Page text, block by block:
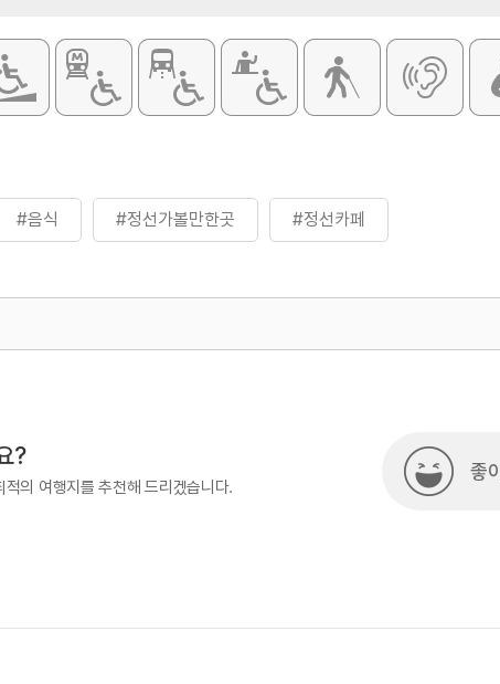
#음식 #정선가볼만한곳 #정선카페
?
의 여행지를 추천해 드리겠습니다.
좋